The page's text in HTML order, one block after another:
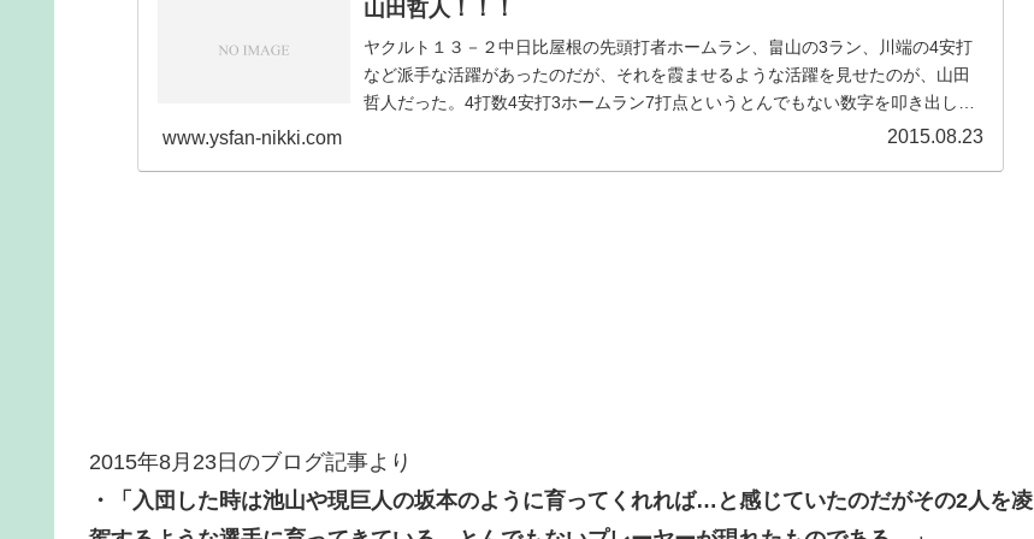
山田哲人！！！
ヤクルト１３－２中日比屋根の先頭打者ホームラン、畠山の3ラン、川端の4安打
など派手な活躍があったのだが、それを霞ませるような活躍を見せたのが、山田
哲人だった。4打数4安打3ホームラン7打点というとんでもない数字を叩き出して
www.ysfan-nikki.com 2015.08.23
2015年8月23日のブログ記事より
・「入団した時は池山や現巨人の坂本のように育ってくれれば…と感じていたのだがその2人を凌